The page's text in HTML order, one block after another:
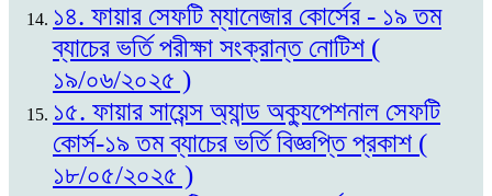
১৪. ফায়ার সেফটি ম্যানেজার কোর্সের - ১৯ তম
ব্যাচের ভর্তি পরীক্ষা সংক্রান্ত নোটিশ (
১৯/০৬/২০২৫ )
১৫. ফায়ার সায়েন্স অ্যান্ড অক্যুপেশনাল সেফটি
কোর্স-১৯ তম ব্যাচের ভর্তি বিজ্ঞপ্তি প্রকাশ (
১৮/০৫/২০২৫ )